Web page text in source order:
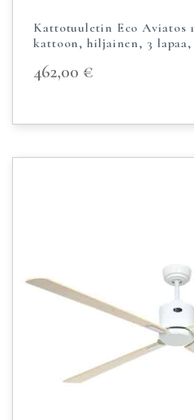
Kattotuuletin Eco Aviatos
kattoon, hiljainen, 3
462,00 €